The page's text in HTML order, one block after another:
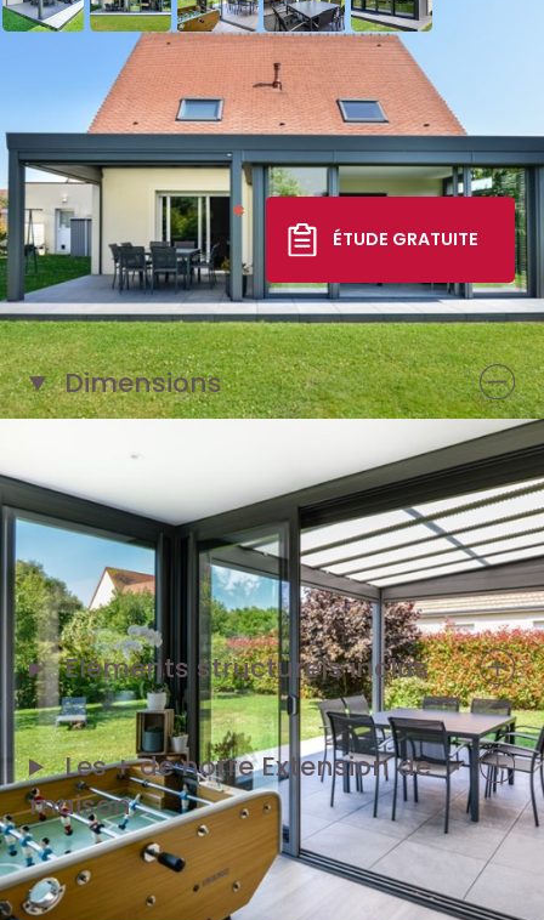
Extension Esthète Moderne
+ pergola vitrée
38 573 €*
TTC livré, posé
ÉTUDE GRATUITE
Dimensions
1 façade de 5 m. Façade pergola de 3,70
m
Pignon de 3,50 m
Eléments structurels inclus
Les + de notreExtension de
maison
*Exemple de prix en € TTC livré et posé, correspondant